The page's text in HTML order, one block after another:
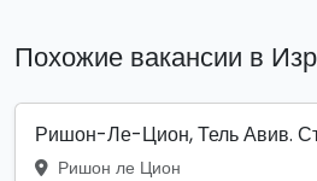
Похожие вакансии в
Ришон-Ле-Цион, Тель Авив.
Ришон ле Цион